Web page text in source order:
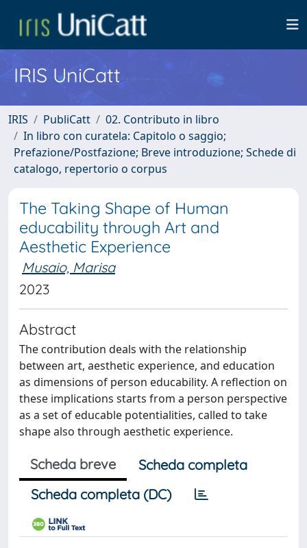
IRIS UniCatt
IRIS PubliCatt
02. Contributo in libro
In libro con curatela: Capitolo o saggio;
Prefazione/Postfazione; Breve introduzione; Schede di
catalogo, repertorio o corpus
The Taking Shape of Human
educability through Art and
Aesthetic Experience
Musaio, Marisa
2023
Abstract
The contribution deals with the relationship
between art, aesthetic experience, and education
as dimensions of person educability. A reflection on
these implications starts from a person perspective
as a set of educable potentialities, called to take
shape also through aesthetic experience.
Scheda breve
Scheda completa
Scheda completa (DC)